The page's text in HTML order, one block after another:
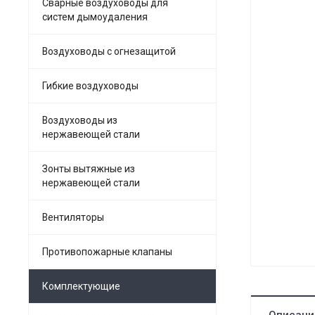
Сварные воздуховоды для
систем дымоудаления
Воздуховоды с огнезащитой
Гибкие воздуховоды
Воздуховоды из
нержавеющей стали
Зонты вытяжные из
нержавеющей стали
Вентиляторы
Противопожарные клапаны
Комплектующие